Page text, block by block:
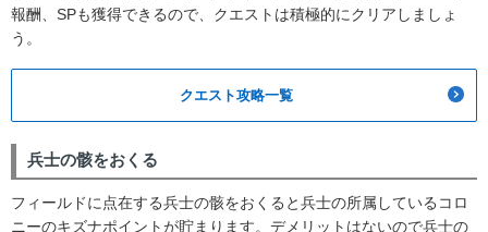
報酬、SPも獲得できるので、クエストは積極的にクリアしましょ
う。
クエスト攻略一覧
兵士の骸をおくる
フィールドに点在する兵士の骸をおくると兵士の所属しているコロ
ニーのキズナポイントが貯まります。デメリットはないので兵士の